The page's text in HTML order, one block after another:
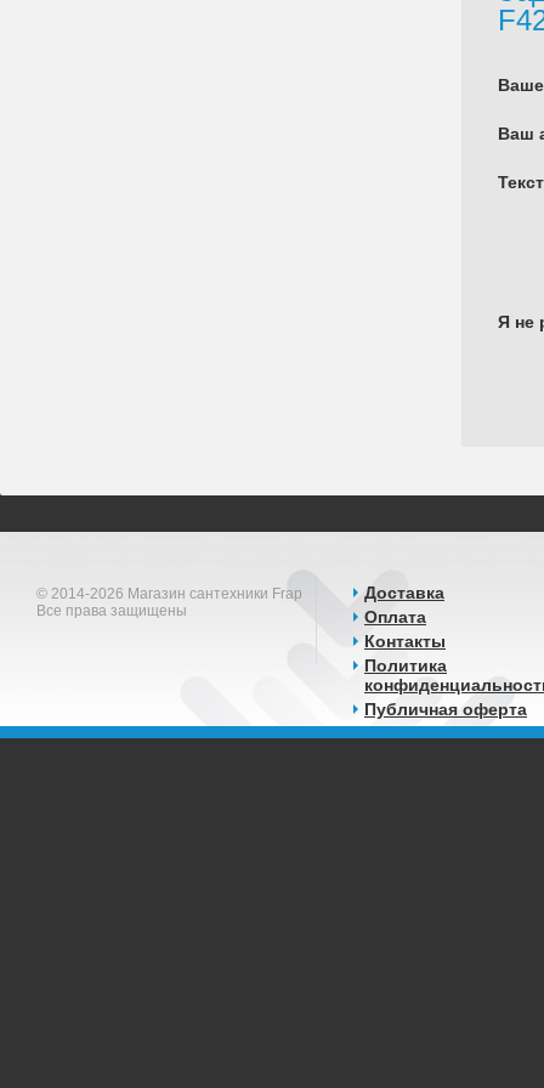
Ваш
Я не
© 2014-2026 Магазин сантехники Frap
Все права защищены
Доставка
Оплата
Контакты
Политика
Публичная оферта